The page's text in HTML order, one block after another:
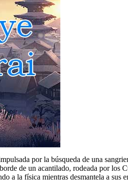
por la búsqueda de una
de un acantilado, rodeada por los
a la física mientras desmantela a sus